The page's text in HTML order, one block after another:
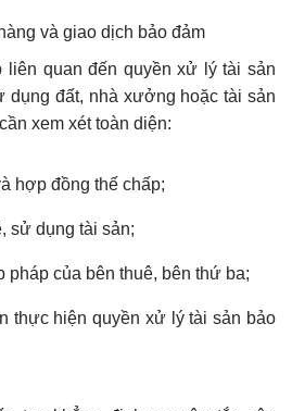
và giao dịch bảo đảm
quan đến quyền xử lý tài sản
dụng đất, nhà xưởng hoặc tài sản
xem xét toàn diện:
hợp đồng thế chấp;
sử dụng tài sản;
pháp của bên thuê, bên thứ ba;
thực hiện quyền xử lý tài sản bảo